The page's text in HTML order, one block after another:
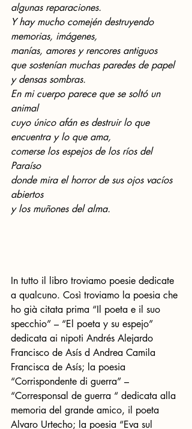
algunas reparaciones.
Y hay mucho comején destruyendo
memorias, imágenes,
manías, amores y rencores antiguos
que sostenían muchas paredes de papel
y densas sombras.
En mi cuerpo parece que se soltó un
animal
cuyo único afán es destruir lo que
encuentra y lo que ama,
comerse los espejos de los ríos del
Paraíso
donde mira el horror de sus ojos vacíos
abiertos
y los muñones del alma.
In tutto il libro troviamo poesie dedicate
a qualcuno. Così troviamo la poesia che
ho già citata prima “Il poeta e il suo
specchio” – “El poeta y su espejo”
dedicata ai nipoti Andrés Alejardo
Francisco de Asís d Andrea Camila
Francisca de Asís; la poesia
“Corrispondente di guerra” –
“Corresponsal de guerra “ dedicata alla
memoria del grande amico, il poeta
Alvaro Urtecho; la poesia “Eva sul